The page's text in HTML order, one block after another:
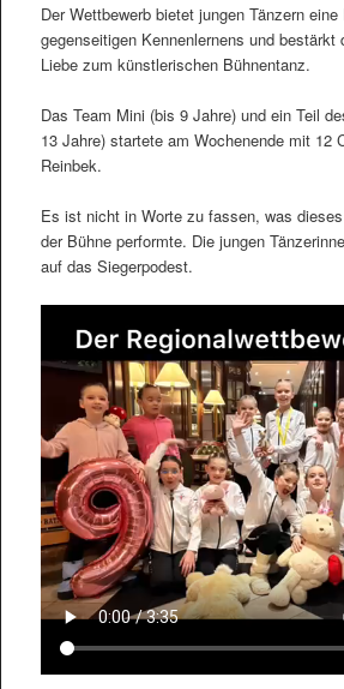
Der Wettbewerb bietet jungen Tänzern
gegenseitigen Kennenlernens und bestärkt
Liebe zum künstlerischen Bühnentanz.
Das Team Mini (bis 9 Jahre) und ein Teil
13 Jahre) startete am Wochenende mit 12
Reinbek.
Es ist nicht in Worte zu fassen, was
der Bühne performte. Die jungen
auf das Siegerpodest.